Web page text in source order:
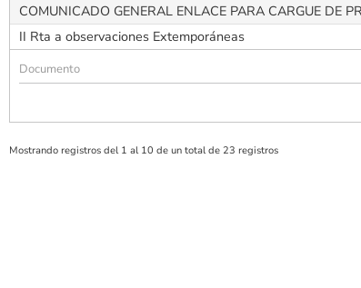
COMUNICADO GENERAL ENLACE PARA CARGUE DE
II Rta a observaciones Extemporáneas
Mostrando registros del 1 al 10 de un total de 23 registros